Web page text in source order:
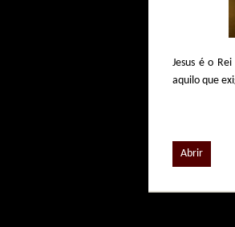
Jesus é o
aquilo que
Abrir